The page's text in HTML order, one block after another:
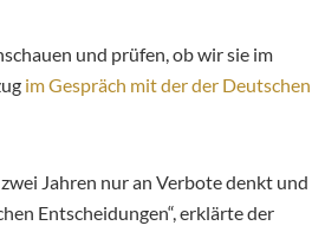
und prüfen, ob wir sie im
im Gespräch mit der der Deutschen
Jahren nur an Verbote denkt und
Entscheidungen“, erklärte der